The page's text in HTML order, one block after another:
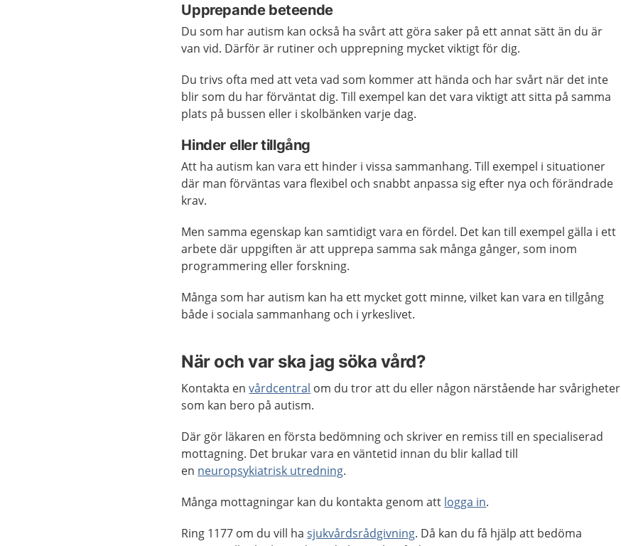
Upprepande beteende
Du som har autism kan också ha svårt att göra saker på ett annat sätt än du är
van vid. Därför är rutiner och upprepning mycket viktigt för dig.
Du trivs ofta med att veta vad som kommer att hända och har svårt när det inte
blir som du har förväntat dig. Till exempel kan det vara viktigt att sitta på samma
plats på bussen eller i skolbänken varje dag.
Hinder eller tillgång
Att ha autism kan vara ett hinder i vissa sammanhang. Till exempel i situationer
där man förväntas vara flexibel och snabbt anpassa sig efter nya och förändrade
krav.
Men samma egenskap kan samtidigt vara en fördel. Det kan till exempel gälla i ett
arbete där uppgiften är att upprepa samma sak många gånger, som inom
programmering eller forskning.
Många som har autism kan ha ett mycket gott minne, vilket kan vara en tillgång
både i sociala sammanhang och i yrkeslivet.
När och var ska jag söka vård?
Kontakta envårdcentral om du tror att du eller någon närstående har svårigheter
som kan bero på autism.
Där gör läkaren en första bedömning och skriver en remiss till en specialiserad
mottagning. Det brukar vara en väntetid innan du blir kallad till
en neuropsykiatrisk utredning.
Många mottagningar kan du kontakta genom att logga in.
Ring 1177 om du vill hasjukvårdsrådgivning. Då kan du få hjälp att bedöma